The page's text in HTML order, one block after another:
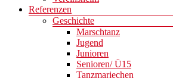
Referenzen
Geschichte
Marschtanz
Jugend
Junioren
Senioren/ Ü15
Tanzmariechen